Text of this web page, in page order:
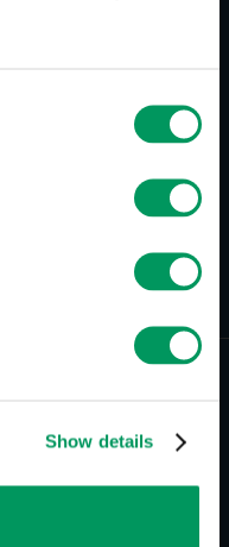
Show details